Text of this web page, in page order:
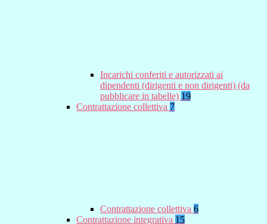
Incarichi conferiti e autorizzati ai
dipendenti (dirigenti e non dirigenti) (da
pubblicare in tabelle) 19
Contrattazione collettiva 7
Contrattazione collettiva 6
Contrattazione integrativa 15